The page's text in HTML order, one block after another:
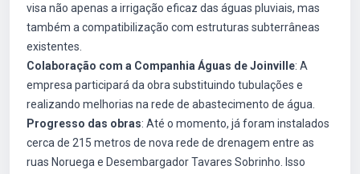
visa não apenas a irrigação eficaz das águas pluviais, mas
também a compatibilização com estruturas subterrâneas
existentes.
Colaboração com a Companhia Águas de Joinville: A
empresa participará da obra substituindo tubulações e
realizando melhorias na rede de abastecimento de água.
Progresso das obras: Até o momento, já foram instalados
cerca de 215 metros de nova rede de drenagem entre as
ruas Noruega e Desembargador Tavares Sobrinho. Isso